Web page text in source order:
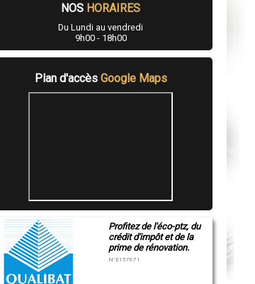
NOS HORAIRES
Du Lundi au vendredi
9h00 - 18h00
Plan d'accès Google Maps
Profitez de l'éco-ptz, du
crédit d'impôt et de la
prime de rénovation.
N°E157671